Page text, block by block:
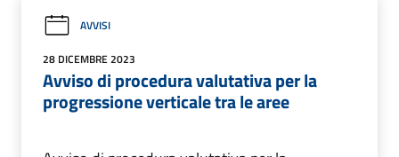
AVVISI
28 DICEMBRE 2023
Avviso di procedura valutativa per la
progressione verticale tra le aree